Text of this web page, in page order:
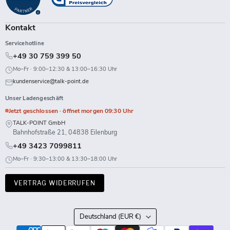
Kontakt
Servicehotline
+49 30 759 399 50
Mo–Fr · 9:00–12:30 & 13:00–16:30 Uhr
kundenservice@talk-point.de
Unser Ladengeschäft
Jetzt geschlossen · öffnet morgen 09:30 Uhr
TALK-POINT GmbH
Bahnhofstraße 21, 04838 Eilenburg
+49 3423 7099811
Mo–Fr · 9:30–13:00 & 13:30–18:00 Uhr
VERTRAG WIDERRUFEN
Land
Deutschland (EUR €)